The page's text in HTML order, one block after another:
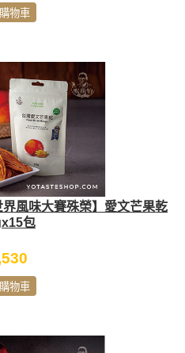
物車
風味大賽殊榮】愛文芒果乾
包
物車